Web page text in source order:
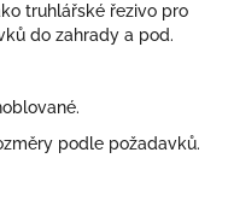
truhlářské řezivo pro
do zahrady a pod.
podle požadavků.